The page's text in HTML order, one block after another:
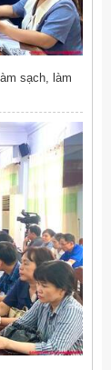
sạch, làm